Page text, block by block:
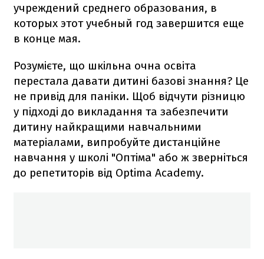
учреждений среднего образования, в
которых этот учебный год завершится еще
в конце мая.
Розумієте, що шкільна очна освіта
перестала давати дитині базові знання? Це
не привід для паніки. Щоб відчути різницю
у підході до викладання та забезпечити
дитину найкращими навчальними
матеріалами, випробуйте дистанційне
навчання у школі "Оптіма" або ж зверніться
до репетиторів від Optima Academy.